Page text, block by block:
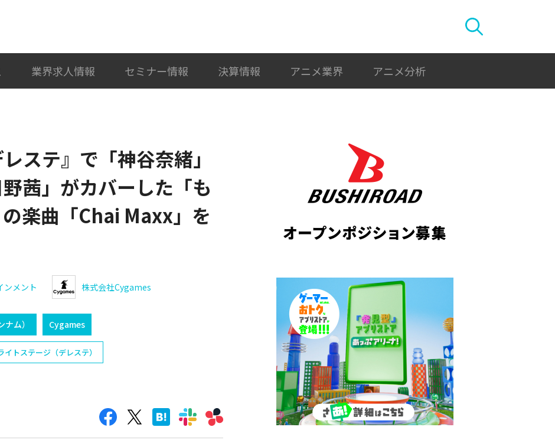
業界求人情報 セミナー情報 決算情報 アニメ業界 アニメ分析
ステ』で「神谷奈緒」
野茜」がカバーした「も
楽曲「Chai Maxx」を
ンメント 株式会社Cygames
ム） Cygames
トステージ（デレステ）